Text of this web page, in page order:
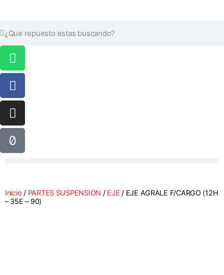
Inicio / PARTES SUSPENSION / EJE / EJE AGRALE F/CARGO (12H
– 35E – 90)